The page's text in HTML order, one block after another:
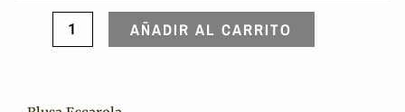
AÑADIR AL CARRITO